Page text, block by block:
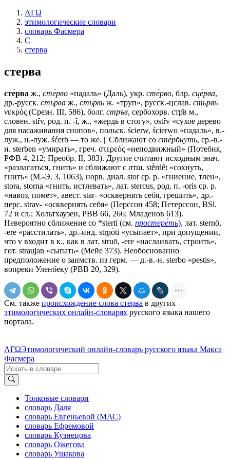
ΛΓΩ
этимологические словари
словарь Фасмера
С
стерва
стерва
сте́рва ж., сте́рво «падаль» (Даль), укр. сте́рво, блр. сце́рва,
др.-русск. стьрва ж., стьрвь ж. «труп», русск.-цслав. стьрвь
νεκρός (Срезн. III, 586), болг. стръв, сербохорв. стр̑в м.,
словен. stȓv, род. п. -ȋ, ж., «жердь в стогу», ostȓv «сухое дерево
для насаживания снопов», польск. ścierw, ścierwo «падаль», в.-
луж., н.-луж. śćerb — то же. || Сближают со сте́рбнуть, ср.-в.-
н. sterben «умирать», греч. στερεός «неподвижный» (Потебня,
РФВ 4, 212; Преобр. II, 383). Другие считают исходным знач.
«разлагаться, гнить» и сближают с лтш. stḕrdêt «сохнуть,
гнить» (М.-Э. 3, 1063), норв. диал. stor ср. р. «гниение, тлен»,
stora, storna «гнить, истлевать», лат. stercus, род. п. -oris ср. р.
«навоз, помет», авест. star- «осквернять себя, грешить», др.-
перс. strav- «осквернять себя» (Перссон 458; Петерссон, BSl.
72 и сл.; Хольтхаузен, РВВ 66, 266; Младенов 613).
Невероятно сближение со *sterti (см. простере́ть), лат. sternō,
-еrе «расстилать», др.-инд. str̥ṇṓti «усыпает», при допущении,
что v входит в к., как в лат. struō, -ere «наслаивать, строить»,
гот. straujan «сыпать» (Мейе 373). Необоснованно
предположение о заимств. из герм. — д.-в.-н. sterbo «pestis»,
вопреки Уленбеку (РВВ 20, 329).
См. также происхождение слова стерва в других
этимологических онлайн-словарях русского языка нашего
портала.
ΛΓΩЭтимологический онлайн-словарь русского языка Макса
Фасмера
Толковые словари
словарь Даля
словарь Евгеньевой (МАС)
словарь Ефремовой
словарь Кузнецова
словарь Ожегова
словарь Ушакова